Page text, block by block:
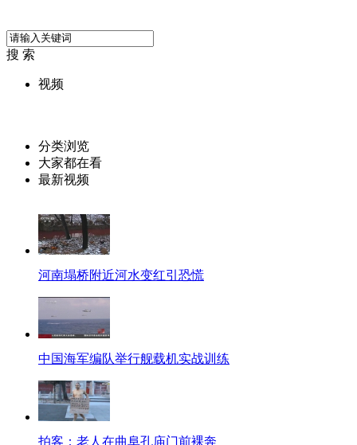
搜 索
视频
分类浏览
大家都在看
最新视频
河南塌桥附近河水变红引恐慌
中国海军编队举行舰载机实战训练
拍客：老人在曲阜孔庙门前裸奔